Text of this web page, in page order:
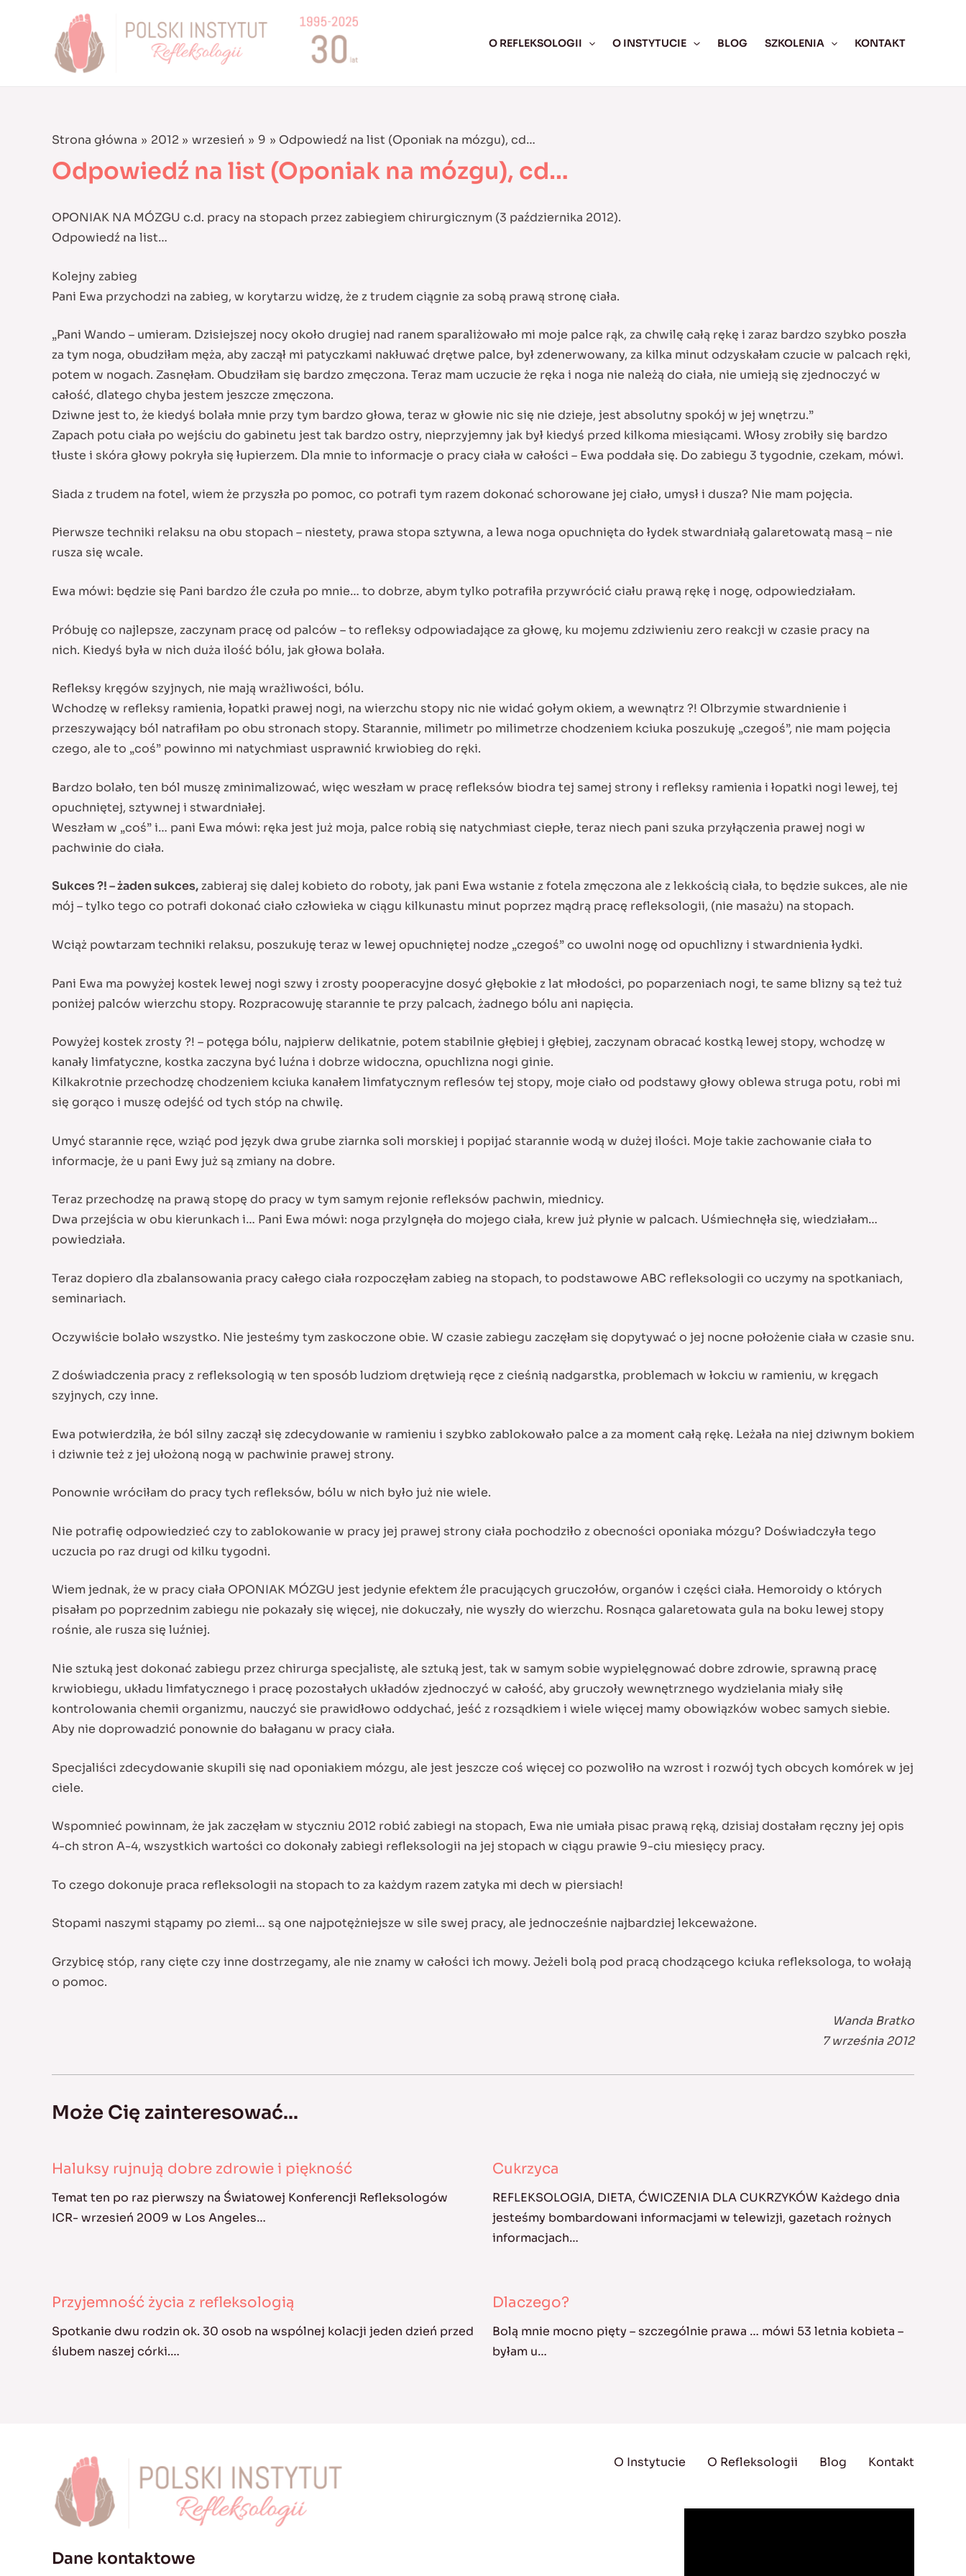
O REFLEKSOLOGII O INSTYTUCIE BLOG SZKOLENIA KONTAKT
Strona główna 2012 wrzesień 9 Odpowiedź na list (Oponiak na mózgu), cd…
Odpowiedź na list (Oponiak na mózgu), cd…
OPONIAK NA MÓZGU c.d. pracy na stopach przez zabiegiem chirurgicznym (3 października 2012).
Odpowiedź na list…
Kolejny zabieg
Pani Ewa przychodzi na zabieg, w korytarzu widzę, że z trudem ciągnie za sobą prawą stronę ciała.
„Pani Wando – umieram. Dzisiejszej nocy około drugiej nad ranem sparaliżowało mi moje palce rąk, za chwilę całą rękę i zaraz bardzo szybko poszła
za tym noga, obudziłam męża, aby zaczął mi patyczkami nakłuwać drętwe palce, był zdenerwowany, za kilka minut odzyskałam czucie w palcach ręki,
potem w nogach. Zasnęłam. Obudziłam się bardzo zmęczona. Teraz mam uczucie że ręka i noga nie należą do ciała, nie umieją się zjednoczyć w
całość, dlatego chyba jestem jeszcze zmęczona.
Dziwne jest to, że kiedyś bolała mnie przy tym bardzo głowa, teraz w głowie nic się nie dzieje, jest absolutny spokój w jej wnętrzu.”
Zapach potu ciała po wejściu do gabinetu jest tak bardzo ostry, nieprzyjemny jak był kiedyś przed kilkoma miesiącami. Włosy zrobiły się bardzo
tłuste i skóra głowy pokryła się łupierzem. Dla mnie to informacje o pracy ciała w całości – Ewa poddała się. Do zabiegu 3 tygodnie, czekam, mówi.
Siada z trudem na fotel, wiem że przyszła po pomoc, co potrafi tym razem dokonać schorowane jej ciało, umysł i dusza? Nie mam pojęcia.
Pierwsze techniki relaksu na obu stopach – niestety, prawa stopa sztywna, a lewa noga opuchnięta do łydek stwardniałą galaretowatą masą – nie
rusza się wcale.
Ewa mówi: będzie się Pani bardzo źle czuła po mnie… to dobrze, abym tylko potrafiła przywrócić ciału prawą rękę i nogę, odpowiedziałam.
Próbuję co najlepsze, zaczynam pracę od palców – to refleksy odpowiadające za głowę, ku mojemu zdziwieniu zero reakcji w czasie pracy na
nich. Kiedyś była w nich duża ilość bólu, jak głowa bolała.
Refleksy kręgów szyjnych, nie mają wrażliwości, bólu.
Wchodzę w refleksy ramienia, łopatki prawej nogi, na wierzchu stopy nic nie widać gołym okiem, a wewnątrz ?! Olbrzymie stwardnienie i
przeszywający ból natrafiłam po obu stronach stopy. Starannie, milimetr po milimetrze chodzeniem kciuka poszukuję „czegoś”, nie mam pojęcia
czego, ale to „coś” powinno mi natychmiast usprawnić krwiobieg do ręki.
Bardzo bolało, ten ból muszę zminimalizować, więc weszłam w pracę refleksów biodra tej samej strony i refleksy ramienia i łopatki nogi lewej, tej
opuchniętej, sztywnej i stwardniałej.
Weszłam w „coś” i… pani Ewa mówi: ręka jest już moja, palce robią się natychmiast ciepłe, teraz niech pani szuka przyłączenia prawej nogi w
pachwinie do ciała.
Sukces ?! – żaden sukces, zabieraj się dalej kobieto do roboty, jak pani Ewa wstanie z fotela zmęczona ale z lekkością ciała, to będzie sukces, ale nie
mój – tylko tego co potrafi dokonać ciało człowieka w ciągu kilkunastu minut poprzez mądrą pracę refleksologii, (nie masażu) na stopach.
Wciąż powtarzam techniki relaksu, poszukuję teraz w lewej opuchniętej nodze „czegoś” co uwolni nogę od opuchlizny i stwardnienia łydki.
Pani Ewa ma powyżej kostek lewej nogi szwy i zrosty pooperacyjne dosyć głębokie z lat młodości, po poparzeniach nogi, te same blizny są też tuż
poniżej palców wierzchu stopy. Rozpracowuję starannie te przy palcach, żadnego bólu ani napięcia.
Powyżej kostek zrosty ?! – potęga bólu, najpierw delikatnie, potem stabilnie głębiej i głębiej, zaczynam obracać kostką lewej stopy, wchodzę w
kanały limfatyczne, kostka zaczyna być luźna i dobrze widoczna, opuchlizna nogi ginie.
Kilkakrotnie przechodzę chodzeniem kciuka kanałem limfatycznym reflesów tej stopy, moje ciało od podstawy głowy oblewa struga potu, robi mi
się gorąco i muszę odejść od tych stóp na chwilę.
Umyć starannie ręce, wziąć pod język dwa grube ziarnka soli morskiej i popijać starannie wodą w dużej ilości. Moje takie zachowanie ciała to
informacje, że u pani Ewy już są zmiany na dobre.
Teraz przechodzę na prawą stopę do pracy w tym samym rejonie refleksów pachwin, miednicy.
Dwa przejścia w obu kierunkach i… Pani Ewa mówi: noga przylgnęła do mojego ciała, krew już płynie w palcach. Uśmiechnęła się, wiedziałam…
powiedziała.
Teraz dopiero dla zbalansowania pracy całego ciała rozpoczęłam zabieg na stopach, to podstawowe ABC refleksologii co uczymy na spotkaniach,
seminariach.
Oczywiście bolało wszystko. Nie jesteśmy tym zaskoczone obie. W czasie zabiegu zaczęłam się dopytywać o jej nocne położenie ciała w czasie snu.
Z doświadczenia pracy z refleksologią w ten sposób ludziom drętwieją ręce z cieśnią nadgarstka, problemach w łokciu w ramieniu, w kręgach
szyjnych, czy inne.
Ewa potwierdziła, że ból silny zaczął się zdecydowanie w ramieniu i szybko zablokowało palce a za moment całą rękę. Leżała na niej dziwnym bokiem
i dziwnie też z jej ułożoną nogą w pachwinie prawej strony.
Ponownie wróciłam do pracy tych refleksów, bólu w nich było już nie wiele.
Nie potrafię odpowiedzieć czy to zablokowanie w pracy jej prawej strony ciała pochodziło z obecności oponiaka mózgu? Doświadczyła tego
uczucia po raz drugi od kilku tygodni.
Wiem jednak, że w pracy ciała OPONIAK MÓZGU jest jedynie efektem źle pracujących gruczołów, organów i części ciała. Hemoroidy o których
pisałam po poprzednim zabiegu nie pokazały się więcej, nie dokuczały, nie wyszły do wierzchu. Rosnąca galaretowata gula na boku lewej stopy
rośnie, ale rusza się luźniej.
Nie sztuką jest dokonać zabiegu przez chirurga specjalistę, ale sztuką jest, tak w samym sobie wypielęgnować dobre zdrowie, sprawną pracę
krwiobiegu, układu limfatycznego i pracę pozostałych układów zjednoczyć w całość, aby gruczoły wewnętrznego wydzielania miały siłę
kontrolowania chemii organizmu, nauczyć sie prawidłowo oddychać, jeść z rozsądkiem i wiele więcej mamy obowiązków wobec samych siebie.
Aby nie doprowadzić ponownie do bałaganu w pracy ciała.
Specjaliści zdecydowanie skupili się nad oponiakiem mózgu, ale jest jeszcze coś więcej co pozwoliło na wzrost i rozwój tych obcych komórek w jej
ciele.
Wspomnieć powinnam, że jak zaczęłam w styczniu 2012 robić zabiegi na stopach, Ewa nie umiała pisac prawą ręką, dzisiaj dostałam ręczny jej opis
4-ch stron A-4, wszystkich wartości co dokonały zabiegi refleksologii na jej stopach w ciągu prawie 9-ciu miesięcy pracy.
To czego dokonuje praca refleksologii na stopach to za każdym razem zatyka mi dech w piersiach!
Stopami naszymi stąpamy po ziemi… są one najpotężniejsze w sile swej pracy, ale jednocześnie najbardziej lekceważone.
Grzybicę stóp, rany cięte czy inne dostrzegamy, ale nie znamy w całości ich mowy. Jeżeli bolą pod pracą chodzącego kciuka refleksologa, to wołają
o pomoc.
Wanda Bratko
7 września 2012
Może Cię zainteresować...
Haluksy rujnują dobre zdrowie i piękność
Temat ten po raz pierwszy na Światowej Konferencji Refleksologów
ICR- wrzesień 2009 w Los Angeles…
Cukrzyca
REFLEKSOLOGIA, DIETA, ĆWICZENIA DLA CUKRZYKÓW Każdego dnia
jesteśmy bombardowani informacjami w telewizji, gazetach rożnych
informacjach…
Przyjemność życia z refleksologią
Spotkanie dwu rodzin ok. 30 osob na wspólnej kolacji jeden dzień przed
ślubem naszej córki.…
Dlaczego?
Bolą mnie mocno pięty – szczególnie prawa … mówi 53 letnia kobieta –
byłam u…
Dane kontaktowe
O Instytucie O Refleksologii Blog Kontakt